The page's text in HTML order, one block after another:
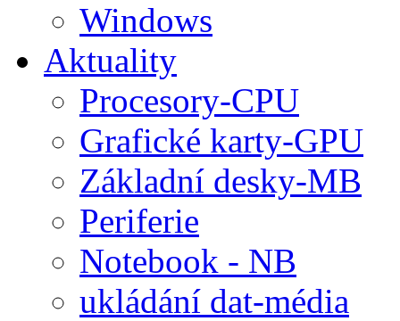
Windows
Aktuality
Procesory-CPU
Grafické karty-GPU
Základní desky-MB
Periferie
Notebook - NB
ukládání dat-média